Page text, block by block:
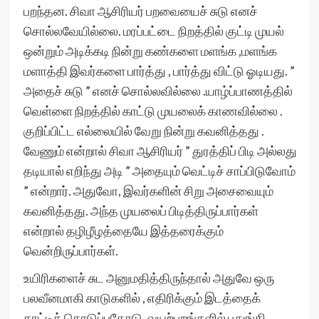
பறந்த‌ன. சிவா ஆசிரியர் பறவையைச் சுடு எனச்
சொல்ல‌வேயில்லை. மரப்பட்டை நிறத்தில் குட்டி முயல்
ஒன்றும் அடிக்கடி நின்று கண்களை மளங்க ,மளங்க
மளாத்தி இவர்களை பார்த்து , பார்த்து விட்டு ஓடியது. ”
அதைச் சுடு ” எனச் சொல்லவில்லை .யாழ்ப்பாணத்தில்
வெள்ளை நிறத்தில் காட்டு முயலைக் காணவில்லை .
குறிப்பிட்ட எல்லையில் வேறு நின்று கவனித்தது .
வேணும் என்றால் சிவா ஆசிரியர் ” துரத்திப் பிடி அல்லது
தடியால் எறிந்து அடி ” அதையும் வெட்டிச் சாப்பிடுவோம்
” என்றார். அதுவோ, இவர்களின் சிறு அசைவையும்
கவனித்தது. அந்த முயலைப் பிடித்திருப்பார்கள்
என்றால் தழிழீழத்தையே இத்தரைக்கும்
வென்றிருப்பார்கள்.
உயிரிகளைச் சுட அனுமதித்திருந்தால் அதுவே ஒரு
பலவீனமாகி காடுகளில் , எதிரிக்கும் இடத்தைக்